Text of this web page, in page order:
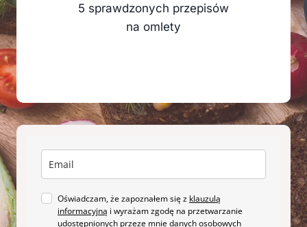
5 sprawdzonych przepisów
na omlety
Oświadczam, że zapoznałem się z klauzulą
informacyjną i wyrażam zgodę na przetwarzanie
udostępnionych przeze mnie danych osobowych